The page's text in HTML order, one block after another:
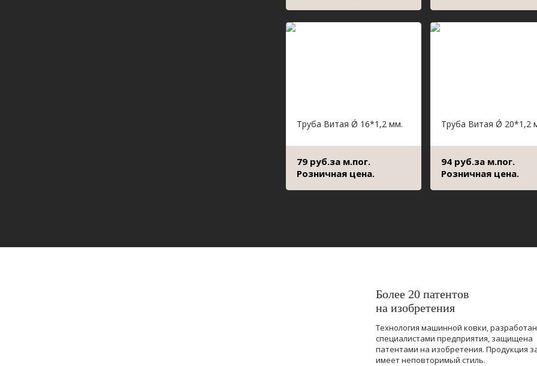
Труба Витая Ǿ 16*1,2 мм.
79 руб.за м.пог.
Розничная цена.
Труба Витая Ǿ 20*1,2
94 руб.за м.пог.
Розничная цена.
Более 20 патентов
на изобретения
Технология машинной ковки,
специалистами предприятия, защищена
патентами на изобретения. Продукция
имеет неповторимый стиль.